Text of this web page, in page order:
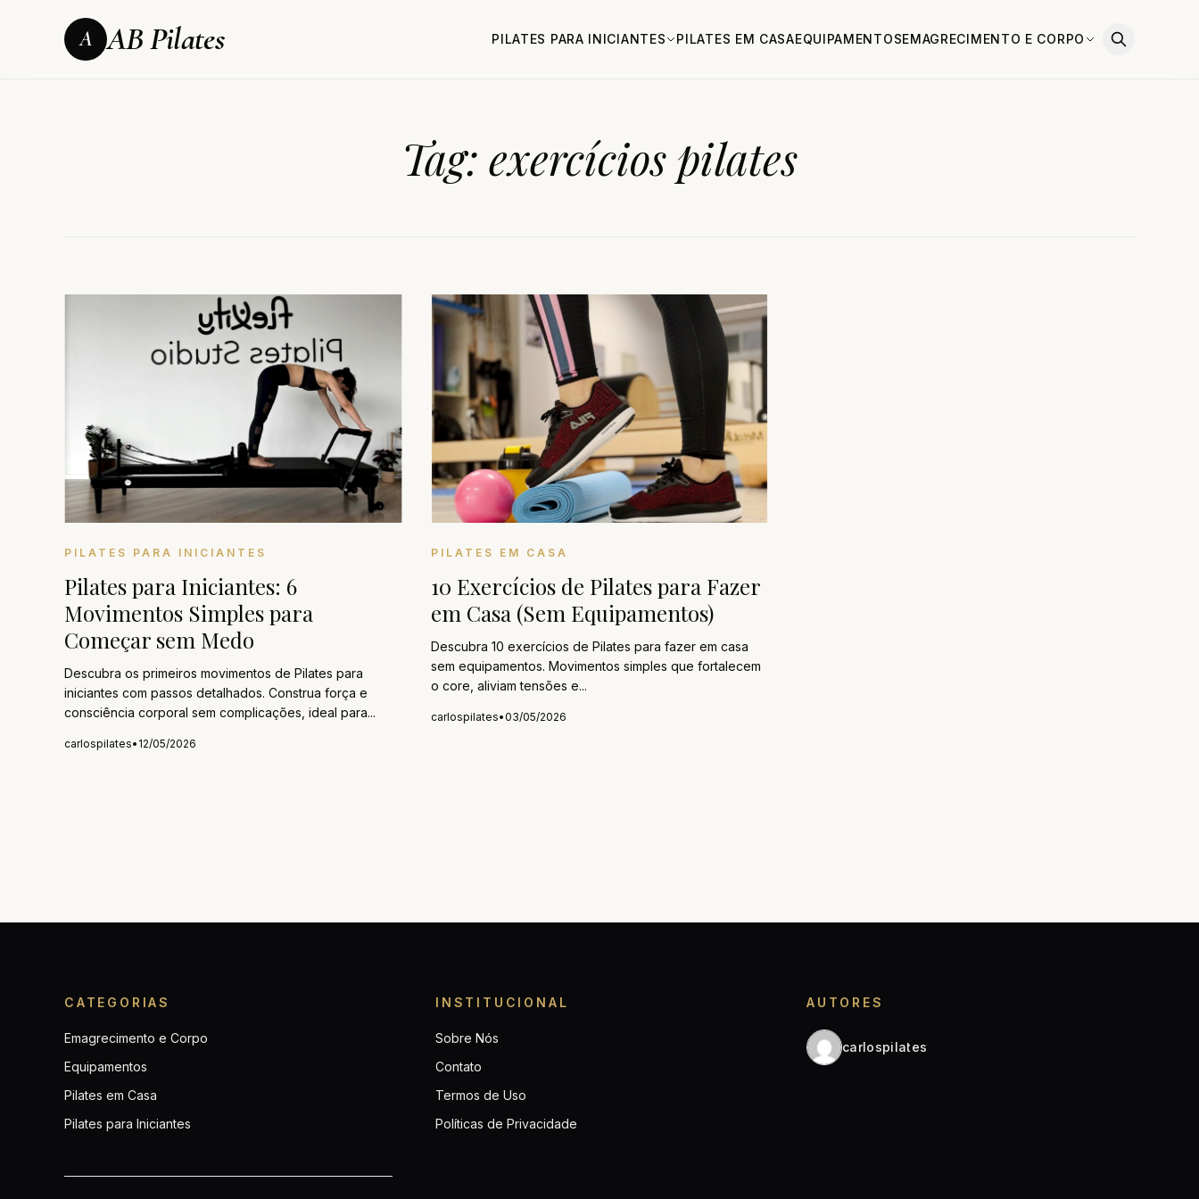
A AB Pilates PILATES PARA INICIANTES PILATES EM CASAEQUIPAMENTOSEMAGRECIMENTO E CORPO
Tag: exercícios pilates
PILATES PARA INICIANTES
Pilates para Iniciantes: 6
Movimentos Simples para
Começar sem Medo
Descubra os primeiros movimentos de Pilates para
iniciantes com passos detalhados. Construa força e
consciência corporal sem complicações, ideal para...
carlospilates• 12/05/2026
PILATES EM CASA
10 Exercícios de Pilates para Fazer
em Casa (Sem Equipamentos)
Descubra 10 exercícios de Pilates para fazer em casa
sem equipamentos. Movimentos simples que fortalecem
o core, aliviam tensões e...
carlospilates•03/05/2026
CATEGORIAS
Emagrecimento e Corpo
Equipamentos
Pilates em Casa
Pilates para Iniciantes
INSTITUCIONAL
Sobre Nós
Contato
Termos de Uso
Políticas de Privacidade
AUTORES
carlospilates